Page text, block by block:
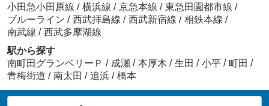
小田急小田原線 / 横浜線 / 京急本線 / 東急田園都市線 /
ブルーライン / 西武拝島線 / 西武新宿線 / 相鉄本線 /
南武線 / 西武多摩湖線
駅から探す
南町田グランベリーＰ / 成瀬 / 本厚木 / 生田 / 小平 / 町田 /
青梅街道 / 南太田 / 追浜 / 橋本